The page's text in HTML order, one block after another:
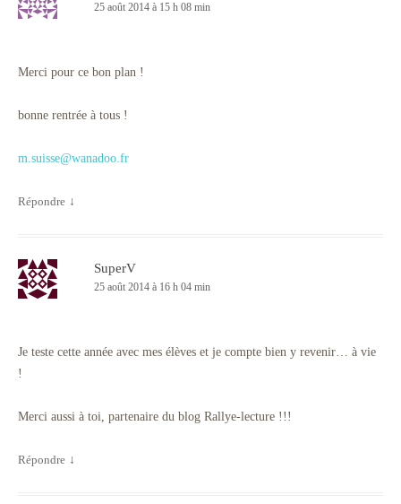
25 août 2014 à 15 h 08 min
Merci pour ce bon plan !
bonne rentrée à tous !
m.suisse@wanadoo.fr
Répondre ↓
SuperV
25 août 2014 à 16 h 04 min
Je teste cette année avec mes élèves et je compte bien y revenir… à vie
!
Merci aussi à toi, partenaire du blog Rallye-lecture !!!
Répondre ↓